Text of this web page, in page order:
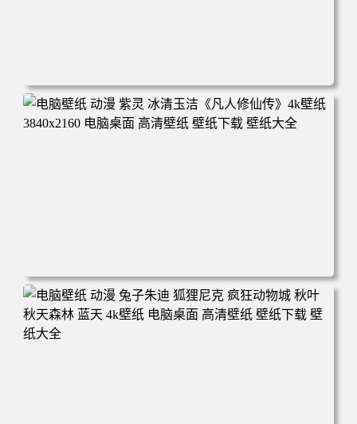
电脑壁纸 动漫 凡人修仙传 韩立 结婴 4k壁纸 3840x2160 电
脑桌面 高清壁纸 壁纸下载 壁纸大全
电脑壁纸 动漫 紫灵 冰清玉洁《凡人修仙传》4k壁纸 3840x2
160 电脑桌面 高清壁纸 壁纸下载 壁纸大全